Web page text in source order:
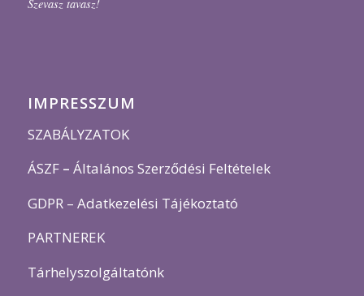
Szevasz tavasz!
IMPRESSZUM
SZABÁLYZATOK
ÁSZF– Általános Szerződési Feltételek
GDPR – Adatkezelési Tájékoztató
PARTNEREK
Tárhelyszolgáltatónk